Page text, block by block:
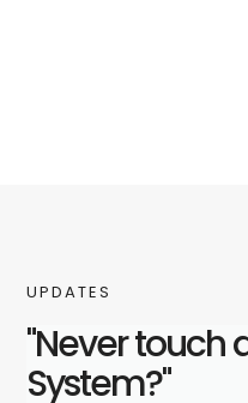
UPDATES
"Never touch
System?"